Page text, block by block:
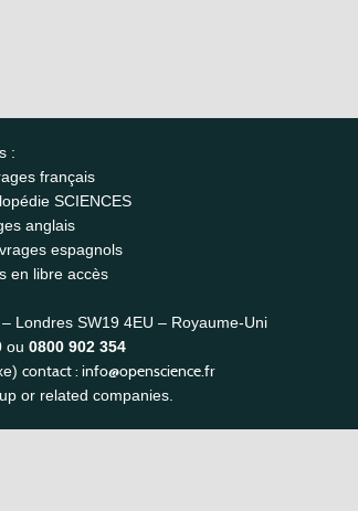
:
français
SCIENCES
anglais
espagnols
en libre accès
Londres SW19 4EU – Royaume-Uni
ou 0800 902 354
contact : info@openscience.fr
or related companies.